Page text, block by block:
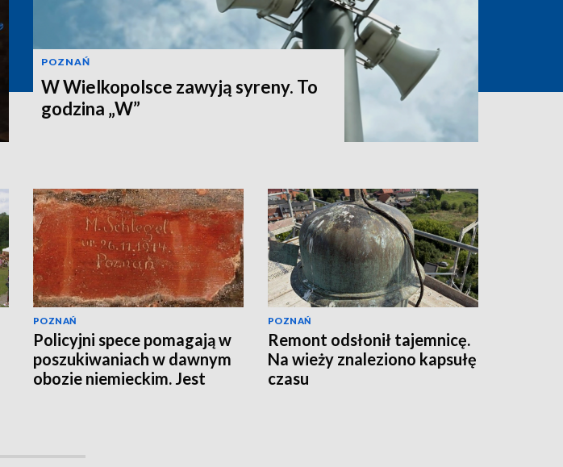
POZNAŃ
W Wielkopolsce zawyją syreny. To
godzina „W”
POZNAŃ
Policyjni spece pomagają w
poszukiwaniach w dawnym
obozie niemieckim. Jest
POZNAŃ
Remont odsłonił tajemnicę.
Na wieży znaleziono kapsułę
czasu